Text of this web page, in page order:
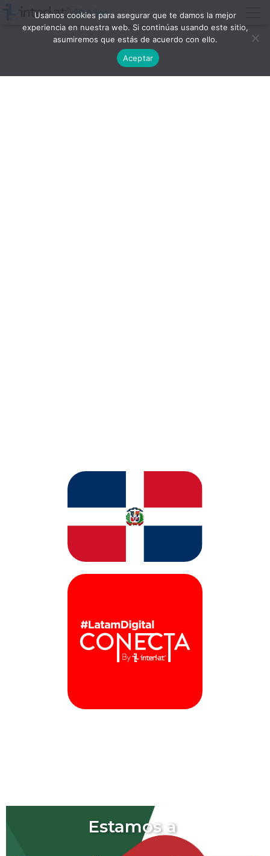
Estamos a
Usamos cookies para asegurar que te damos la mejor
experiencia en nuestra web. Si continúas usando este sitio,
asumiremos que estás de acuerdo con ello.
Aceptar